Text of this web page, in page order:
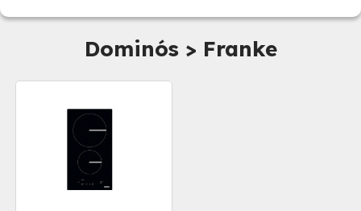
Dominós > Franke